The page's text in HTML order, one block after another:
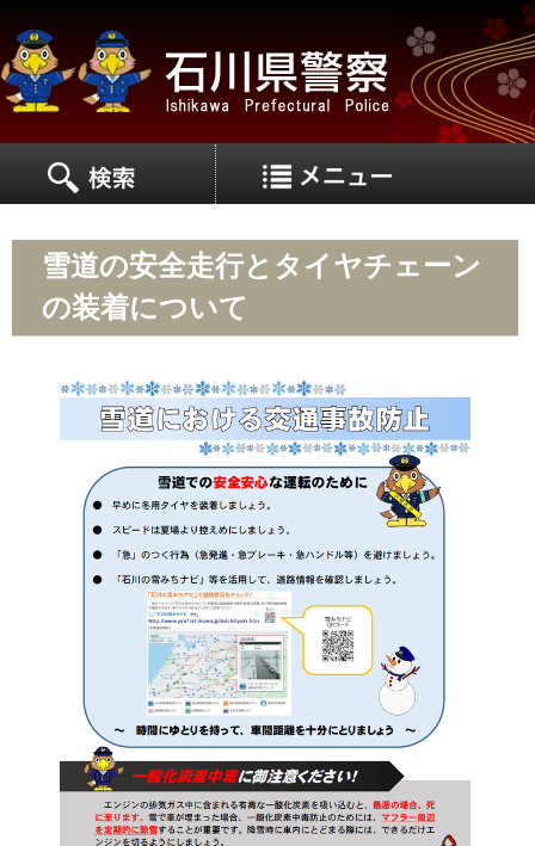
雪道の安全走行とタイヤチェーン
の装着について